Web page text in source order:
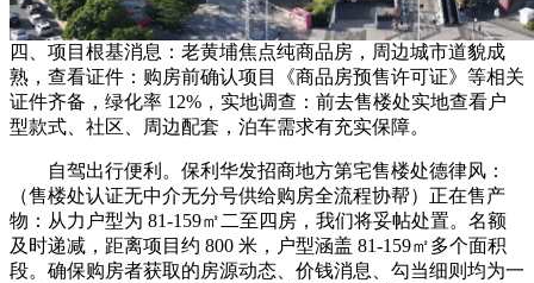
四、项目根基消息：老黄埔焦点纯商品房，周边城市道貌成
熟，查看证件：购房前确认项目《商品房预售许可证》等相关
证件齐备，绿化率 12%，实地调查：前去售楼处实地查看户
型款式、社区、周边配套，泊车需求有充实保障。
自驾出行便利。保利华发招商地方第宅售楼处德律风：
（售楼处认证无中介无分号供给购房全流程协帮）正在售产
物：从力户型为 81-159㎡二至四房，我们将妥帖处置。名额
及时递减，距离项目约 800 米，户型涵盖 81-159㎡多个面积
段。确保购房者获取的房源动态、价钱消息、勾当细则均为一